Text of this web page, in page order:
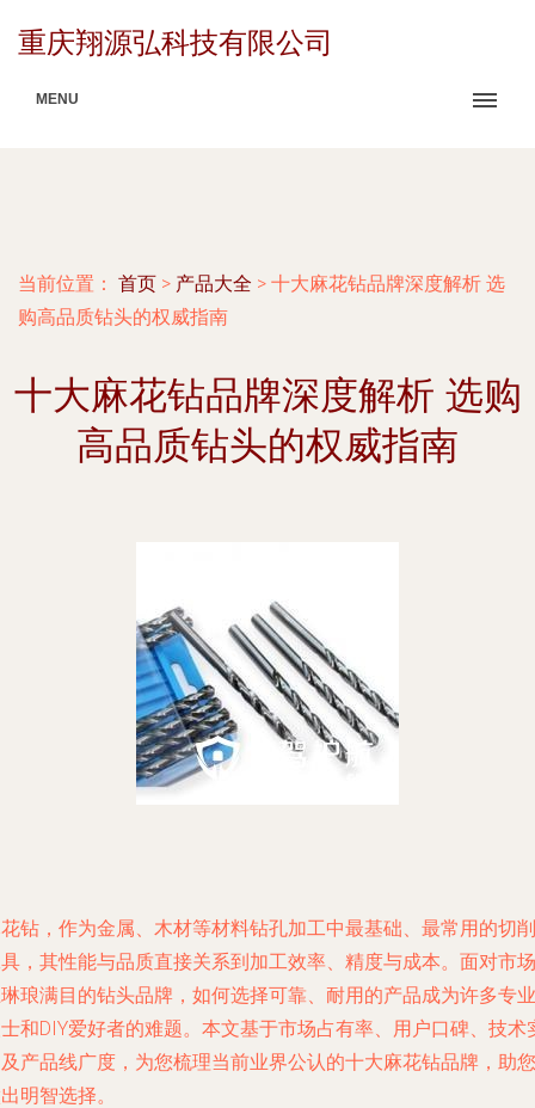
重庆翔源弘科技有限公司
MENU
当前位置： 首页 > 产品大全 > 十大麻花钻品牌深度解析 选
购高品质钻头的权威指南
十大麻花钻品牌深度解析 选购
高品质钻头的权威指南
钻，作为金属、木材等材料钻孔加工中最基础、最常用的切削
，其性能与品质直接关系到加工效率、精度与成本。面对市场
琅满目的钻头品牌，如何选择可靠、耐用的产品成为许多专业
和DIY爱好者的难题。本文基于市场占有率、用户口碑、技术
产品线广度，为您梳理当前业界公认的十大麻花钻品牌，助您
明智选择。